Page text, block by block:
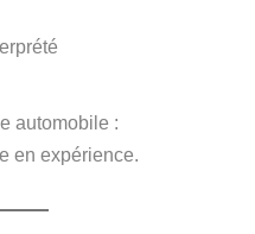
automobile :
en expérience.